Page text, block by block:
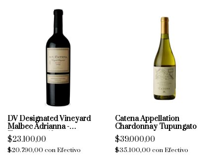
DV Designated Vineyard
Malbec Adrianna -
Tupungato Alto
$23.100,00
$20.790,00 conEfectivo
Catena Appellation
Chardonnay Tupungato
$39.000,00
$35.100,00 con Efectivo